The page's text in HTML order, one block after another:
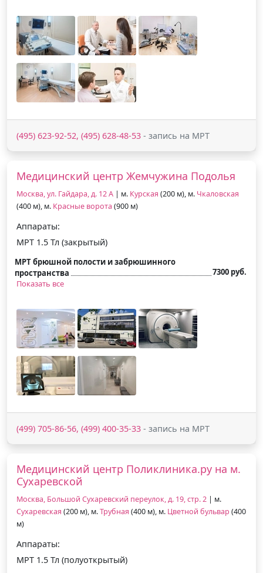
(495) 623-92-52, (495) 628-48-53 - запись на МРТ
Медицинский центр Жемчужина Подолья
Москва, ул. Гайдара, д. 12 А | м. Курская (200 м), м. Чкаловская
(400 м), м. Красные ворота (900 м)
Аппараты:
МРТ 1.5 Тл (закрытый)
МРТ брюшной полости и забрюшинного
пространства
7300 руб.
Показать все
(499) 705-86-56, (499) 400-35-33 - запись на МРТ
Медицинский центр Поликлиника.ру на м.
Сухаревской
Москва, Большой Сухаревский переулок, д. 19, стр. 2 | м.
Сухаревская (200 м), м.Трубная (400 м), м. Цветной бульвар (400
м)
Аппараты:
МРТ 1.5 Тл (полуоткрытый)